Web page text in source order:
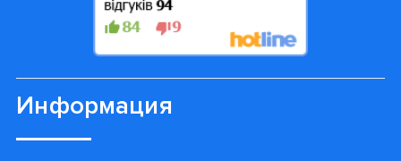
Информация